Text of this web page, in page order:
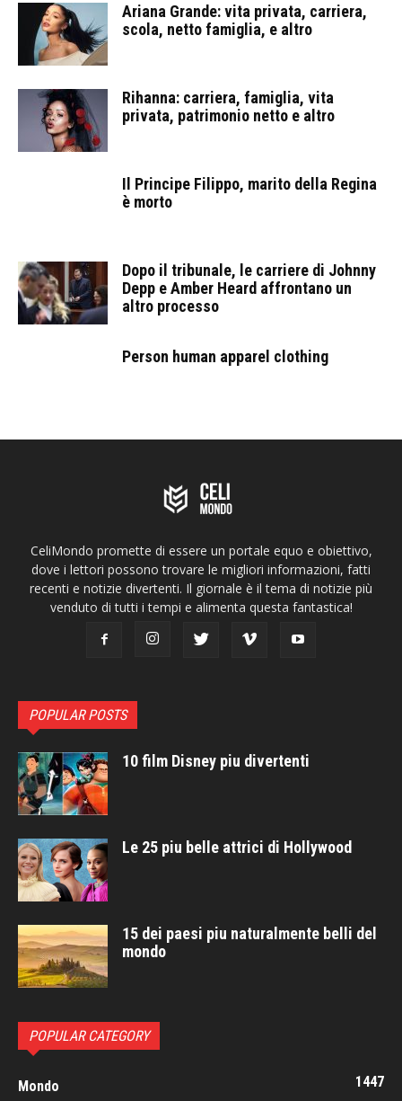
Ariana Grande: vita privata, carriera,
scola, netto famiglia, e altro
Rihanna: carriera, famiglia, vita
privata, patrimonio netto e altro
Il Principe Filippo, marito della Regina
è morto
Dopo il tribunale, le carriere di Johnny
Depp e Amber Heard affrontano un
altro processo
Person human apparel clothing
CeliMondo promette di essere un portale equo e obiettivo,
dove i lettori possono trovare le migliori informazioni, fatti
recenti e notizie divertenti. Il giornale è il tema di notizie più
venduto di tutti i tempi e alimenta questa fantastica!
POPULAR POSTS
10 film Disney piu divertenti
Le 25 piu belle attrici di Hollywood
15 dei paesi piu naturalmente belli del
mondo
POPULAR CATEGORY
Mondo
1447